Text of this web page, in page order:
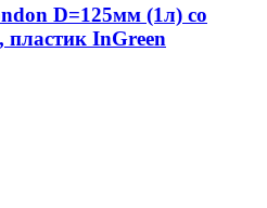
D=125мм (1л) со
InGreen